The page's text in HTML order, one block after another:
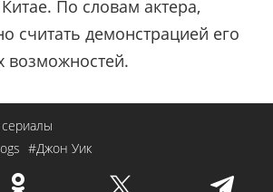
По словам актера,
считать демонстрацией его
возможностей.
#Джон Уик